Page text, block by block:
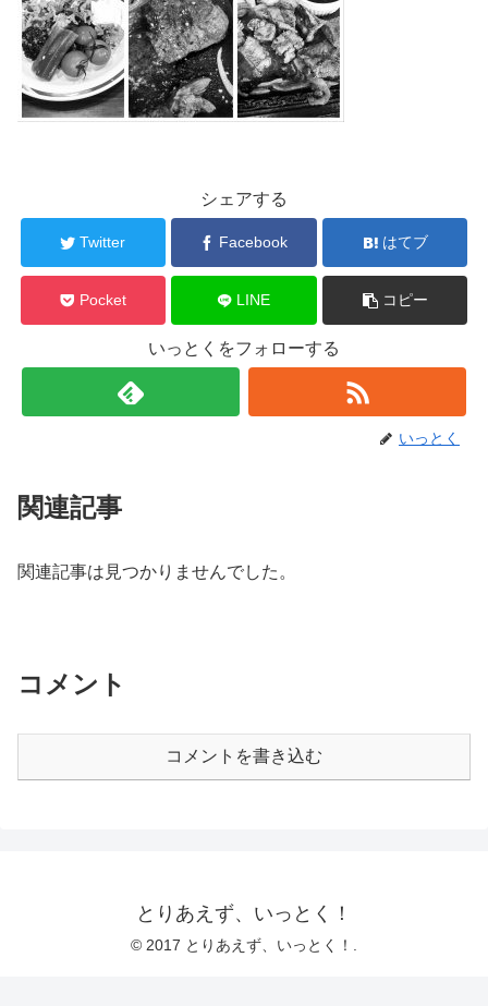
シェアする
Twitter Facebook はてブ
Pocket LINE コピー
いっとくをフォローする
いっとく
関連記事
関連記事は見つかりませんでした。
コメント
コメントを書き込む
とりあえず、いっとく！
© 2017 とりあえず、いっとく！.